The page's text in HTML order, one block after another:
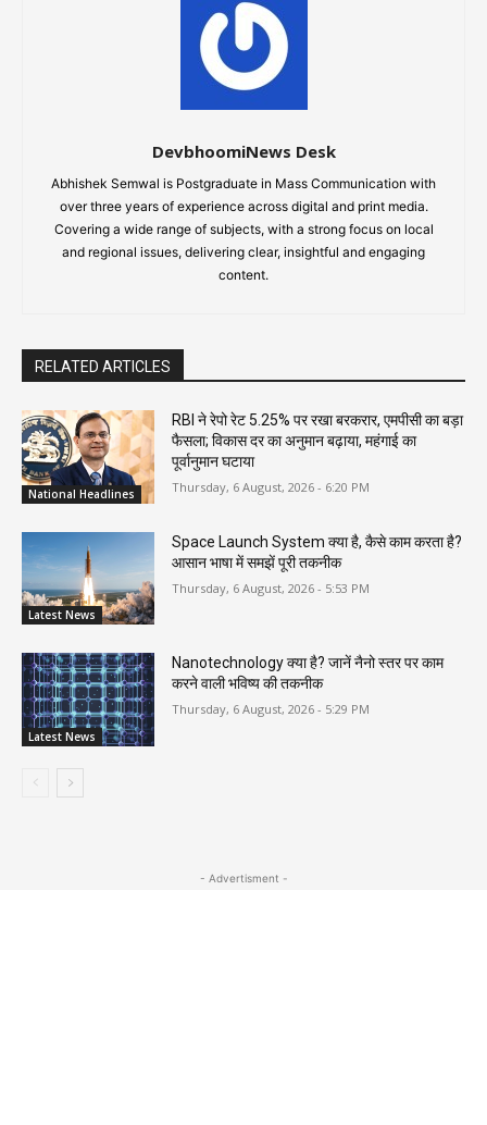
DevbhoomiNews Desk
Abhishek Semwal is Postgraduate in Mass Communication with
over three years of experience across digital and print media.
Covering a wide range of subjects, with a strong focus on local
and regional issues, delivering clear, insightful and engaging
content.
RELATED ARTICLES
National Headlines
RBI ने रेपो रेट 5.25% पर रखा बरकरार, एमपीसी का बड़ा
फैसला; विकास दर का अनुमान बढ़ाया, महंगाई का
पूर्वानुमान घटाया
Thursday, 6 August, 2026 - 6:20 PM
Latest News
Space Launch System क्या है, कैसे काम करता है?
आसान भाषा में समझें पूरी तकनीक
Thursday, 6 August, 2026 - 5:53 PM
Latest News
Nanotechnology क्या है? जानें नैनो स्तर पर काम
करने वाली भविष्य की तकनीक
Thursday, 6 August, 2026 - 5:29 PM
- Advertisment -